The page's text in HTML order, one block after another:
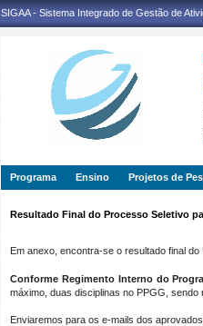
SIGAA - Sistema Integrado de Gestão de
Programa Ensino Projetos de
Resultado Final do Processo Seletivo
Em anexo, encontra-se o resultado final
Conforme Regimento Interno do
máximo, duas disciplinas no PPGG,
Enviaremos para os e-mails dos